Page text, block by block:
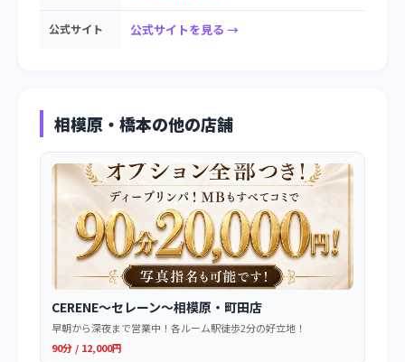
公式サイト 公式サイトを見る →
相模原・橋本の他の店舗
CERENE～セレーン～相模原・町田店
早朝から深夜まで営業中！各ルーム駅徒歩2分の好立地！
90分 / 12,000円